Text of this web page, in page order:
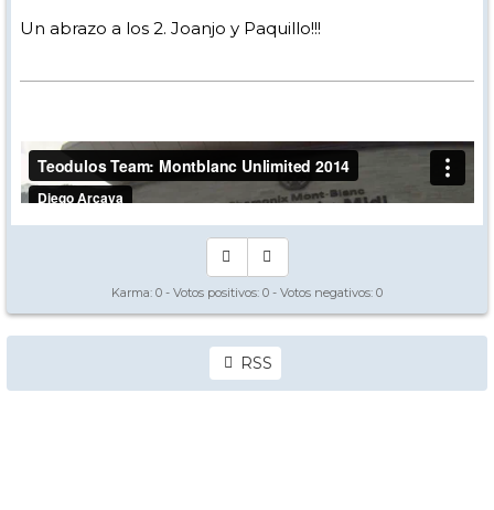
Un abrazo a los 2. Joanjo y Paquillo!!!
Karma: 0 - Votos positivos: 0 - Votos negativos: 0
RSS